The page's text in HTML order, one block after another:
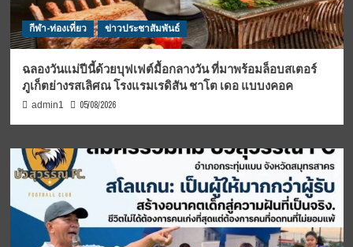
กีฬา-ท่องเที่ยว ข่าวประชาสัมพันธ์
ฉลองวันแม่ปีนี้ด้วยบุฟเฟต์มื้อกลางวัน ที่มาพร้อมล็อบสเตอร์
ภูเก็ตย่างรสเลิศณ โรงแรมเรดิสัน ชาโต เดอ แบบงคอค
admin1 05/08/2026